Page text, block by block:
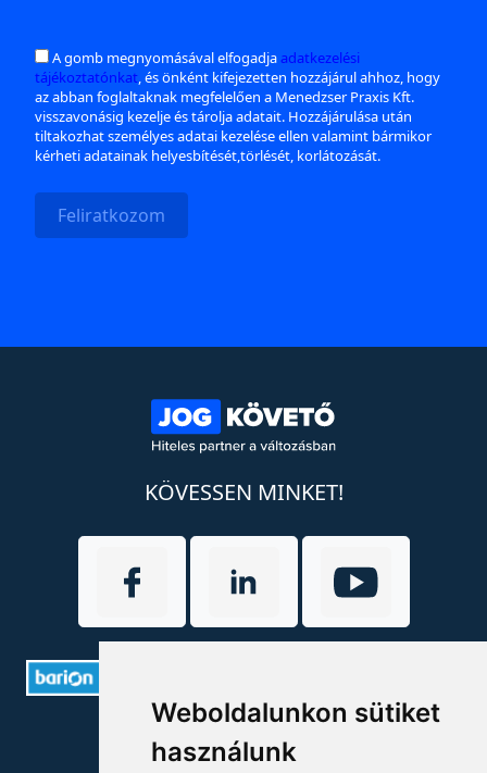
Weboldalunkon sütiket
használunk
A gomb megnyomásával elfogadjaadatkezelési
tájékoztatónkat, és önként kifejezetten hozzájárul ahhoz, hogy
az abban foglaltaknak megfelelően a Menedzser Praxis Kft.
visszavonásig kezelje és tárolja adatait. Hozzájárulása után
tiltakozhat személyes adatai kezelése ellen valamint bármikor
kérheti adatainak helyesbítését,törlését, korlátozását.
Feliratkozom
KÖVESSEN MINKET!
ELÉRHETŐSÉGEK